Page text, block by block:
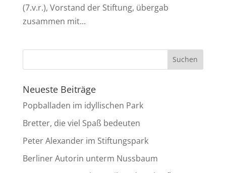
(7.v.r.), Vorstand der Stiftung, übergab
zusammen mit...
Neueste Beiträge
Popballaden im idyllischen Park
Bretter, die viel Spaß bedeuten
Peter Alexander im Stiftungspark
Berliner Autorin unterm Nussbaum